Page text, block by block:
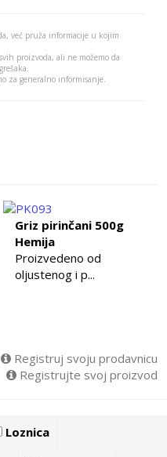
već pruža informacije u kojim
proizvoda, ali ne možemo da
za generalno informisanje.
Griz pirinčani 500g
Hemija
Proizvedeno od
oljustenog i p...
Registruj svoju prodavnicu
Registrujte svoj proizvod
Loznica